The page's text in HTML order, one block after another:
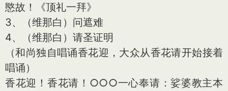
愍故！《顶礼一拜》
3、（维那白）问遮难
4、（维那白）请圣证明
（和尚独自唱诵香花迎，大众从香花请开始接着
唱诵）
香花迎！香花请！○○○一心奉请：娑婆教主本